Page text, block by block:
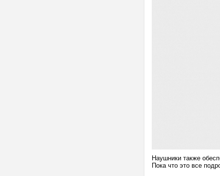
Наушники также
Пока что это все